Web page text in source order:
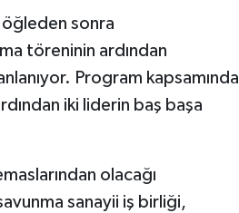
öğleden sonra
töreninin ardından
Program kapsamında
iki liderin baş başa
olacağı
sanayii iş birliği,